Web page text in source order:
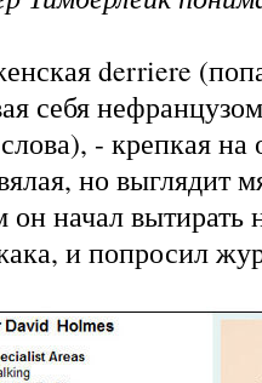
derriere
себя
- крепкая
но выглядит
он начал
и попросил